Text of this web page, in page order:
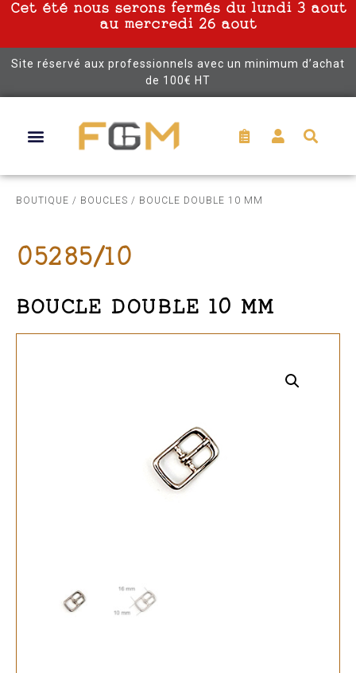
Cet été nous serons fermés du lundi 3 aout
au mercredi 26 aout
Site réservé aux professionnels avec un minimum d’achat
de 100€ HT
BOUTIQUE / BOUCLES / BOUCLE DOUBLE 10 MM
05285/10
BOUCLE DOUBLE 10 MM